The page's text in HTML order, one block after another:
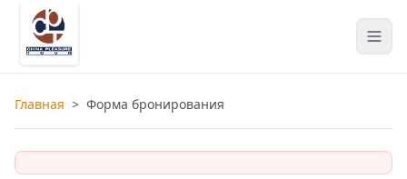
Главная > Форма бронирования